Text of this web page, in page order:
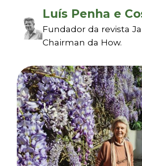
Luís Penha e
Fundador da revista
Chairman da How.